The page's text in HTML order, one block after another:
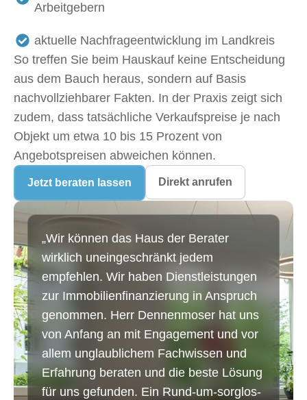
Arbeitgebern
aktuelle Nachfrageentwicklung im Landkreis
So treffen Sie beim Hauskauf keine Entscheidung
aus dem Bauch heraus, sondern auf Basis
nachvollziehbarer Fakten. In der Praxis zeigt sich
zudem, dass tatsächliche Verkaufspreise je nach
Objekt um etwa 10 bis 15 Prozent von
Angebotspreisen abweichen können.
Jetzt beraten lassen Direkt anrufen
„Wir können das Haus der Berater
wirklich uneingeschränkt jedem
empfehlen. Wir haben Dienstleistungen
zur Immobilienfinanzierung in Anspruch
genommen. Herr Dennenmoser hat uns
von Anfang an mit Engagement und vor
allem unglaublichem Fachwissen und
Erfahrung beraten und die beste Lösung
für uns gefunden. Ein Rund-um-sorglos-